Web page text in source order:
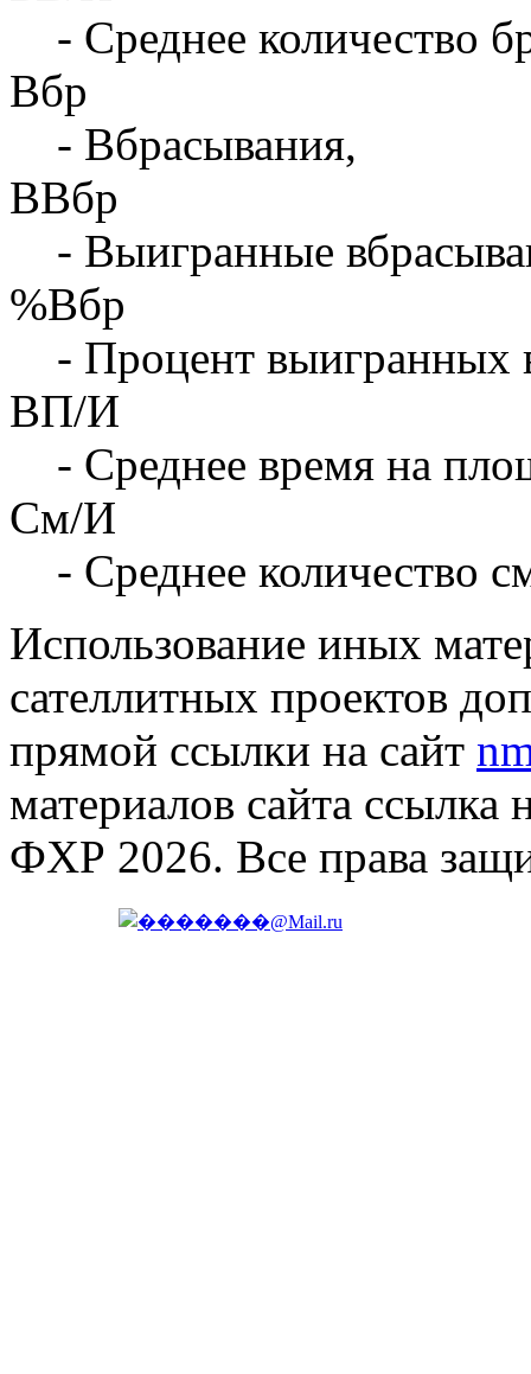
- Среднее количество
Вбр
- Вбрасывания,
ВВбр
- Выигранные
%Вбр
- Процент выигранных
ВП/И
- Среднее время на
См/И
- Среднее количество
Использование иных
сателлитных проектов
прямой ссылки на сайт
материалов сайта ссылка
ФХР 2026. Все права